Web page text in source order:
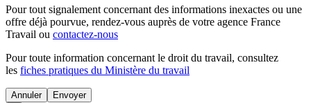
Pour tout signalement concernant des informations inexactes ou une
offre déjà pourvue, rendez-vous auprès de votre agence France
Travail ou contactez-nous
Pour toute information concernant le droit du travail, consultez
les fiches pratiques du Ministère du travail
Annuler